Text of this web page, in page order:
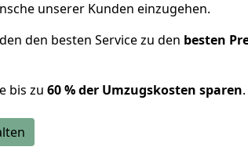
unserer Kunden einzugehen.
den besten Service zu den besten
bis zu 60 % der Umzugskosten sparen.